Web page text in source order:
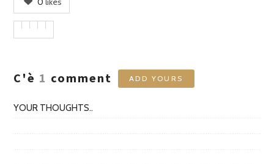
C'è 1 comment ADD YOURS